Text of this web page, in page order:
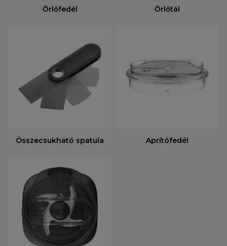
Őrlőfedél Őrlőtál
Összecsukható spatula Aprítófedél